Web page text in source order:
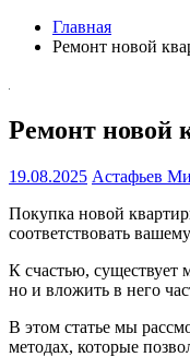
Главная
Ремонт новой
Ремонт новой
19.08.2025 Астафьев
Покупка новой
соответствовать
К счастью, существует
но и вложить в него
В этом статье мы
методах, которые